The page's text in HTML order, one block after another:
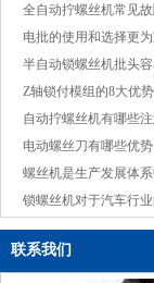
全自动拧螺丝机常见
决方案
电批的使用和选择更
半自动锁螺丝机批头
的原因
Z轴锁付模组的8大优
适应多种产品
自动拧螺丝机有哪些
项？
电动螺丝刀有哪些优势
螺丝机是生产发展体
或缺的机械设备
锁螺丝机对于汽车行
联系我们